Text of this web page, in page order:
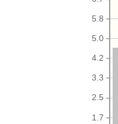
1.7
2.5
3.3
4.2
5.0
5.8